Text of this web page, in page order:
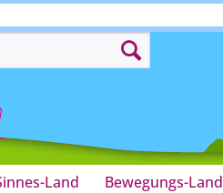
Land Bewegungs-Land